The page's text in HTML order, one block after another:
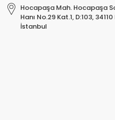
Hocapaşa Mah. Hocapaşa
Hanı No.29 Kat.1, D:103,
İstanbul